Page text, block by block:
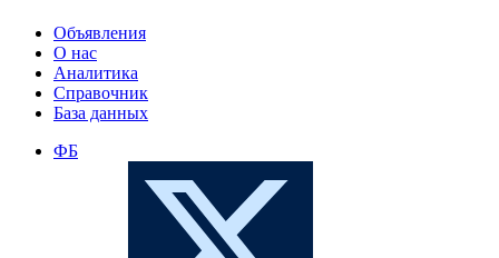
Объявления
О нас
Аналитика
Справочник
База данных
ФБ